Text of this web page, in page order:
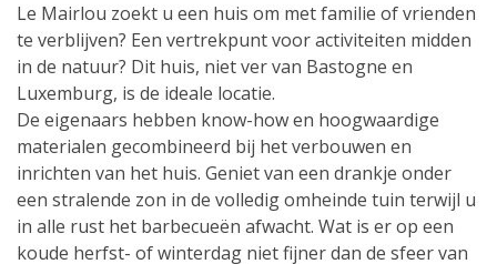
Le Mairlou zoekt u een huis om met familie of vrienden
te verblijven? Een vertrekpunt voor activiteiten midden
in de natuur? Dit huis, niet ver van Bastogne en
Luxemburg, is de ideale locatie.
De eigenaars hebben know-how en hoogwaardige
materialen gecombineerd bij het verbouwen en
inrichten van het huis. Geniet van een drankje onder
een stralende zon in de volledig omheinde tuin terwijl u
in alle rust het barbecueën afwacht. Wat is er op een
koude herfst- of winterdag niet fijner dan de sfeer van